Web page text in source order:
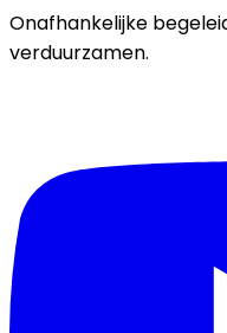
Onafhankelijke
verduurzamen.